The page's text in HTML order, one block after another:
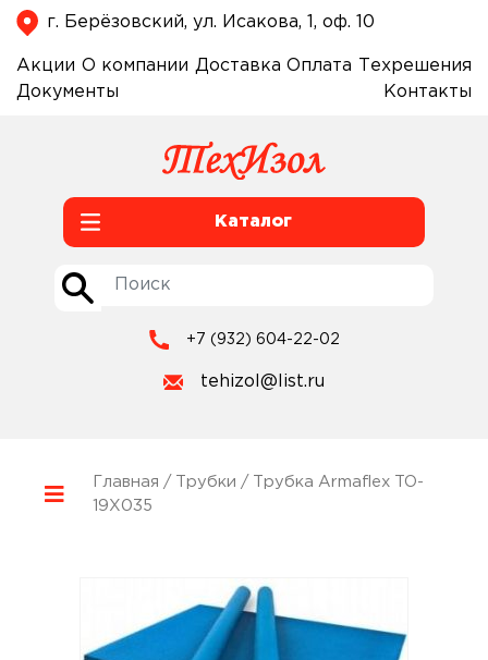
г. Берёзовский, ул. Исакова, 1, оф. 10
Акции О компании Доставка Оплата
Техрешения
Документы
Контакты
Каталог
+7 (932) 604-22-02
tehizol@list.ru
Главная / Трубки / Трубка Armaflex TO-
19X035